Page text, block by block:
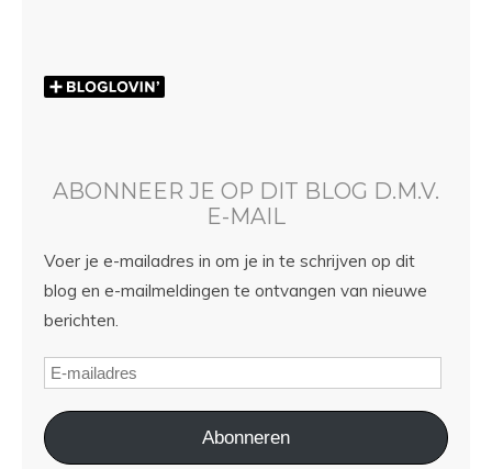
ABONNEER JE OP DIT BLOG D.M.V.
E-MAIL
Voer je e-mailadres in om je in te schrijven op dit
blog en e-mailmeldingen te ontvangen van nieuwe
berichten.
Abonneren